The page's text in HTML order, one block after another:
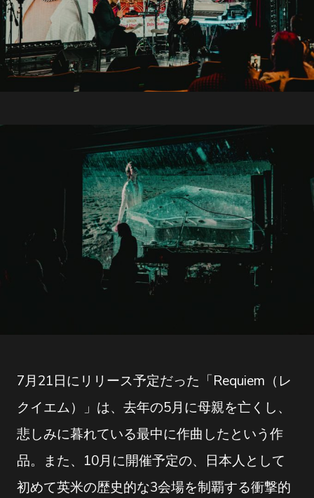
7月21日にリリース予定だった「Requiem（レ
クイエム）」は、去年の5月に母親を亡くし、
悲しみに暮れている最中に作曲したという作
品。また、10月に開催予定の、日本人として
初めて英米の歴史的な3会場を制覇する衝撃的